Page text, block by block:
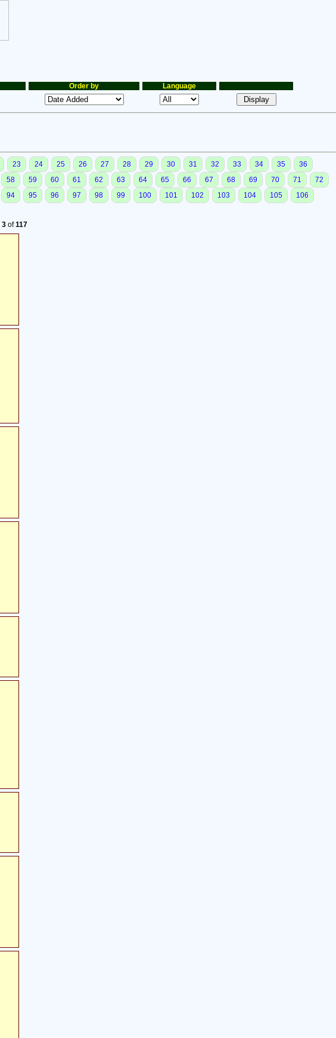
Order by Language
23 24 25 26 27 28 29 30 31 32 33 34 35
36
58 59 60 61 62 63 64 65 66 67 68 69 70 71
72
94 95 96 97 98 99 100 101 102 103 104 105
106
3 of117